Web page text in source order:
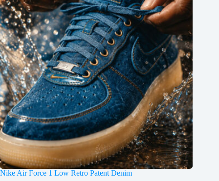
Nike Air Force 1 Low Retro Patent Denim